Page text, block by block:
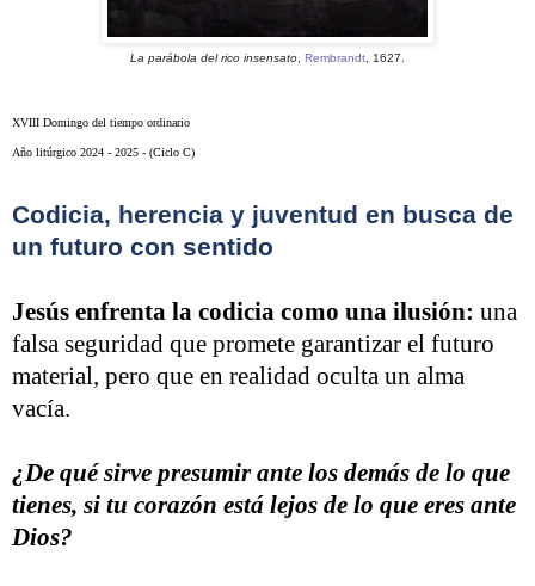
La parábola del rico insensato Rembrandt , 1627.
XVIII Domingo del tiempo ordinario
Año litúrgico 2024 - 2025 - (Ciclo C)
Codicia, herencia y juventud en busca de
un futuro con sentido
Jesús enfrenta la codicia como una ilusión: una
falsa seguridad que promete garantizar el futuro
material, pero que en realidad oculta un alma
vacía.
¿De qué sirve presumir ante los demás de lo que
tienes, si tu corazón está lejos de lo que eres ante
Dios?